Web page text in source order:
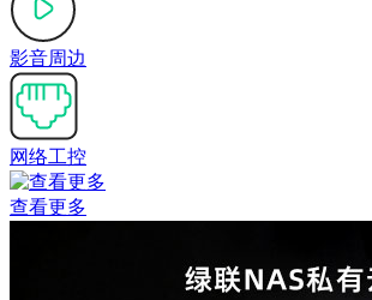
影音周边
网络工控
查看更多